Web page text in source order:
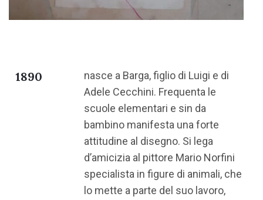
1890
nasce a Barga, figlio di Luigi e di
Adele Cecchini. Frequenta le
scuole elementari e sin da
bambino manifesta una forte
attitudine al disegno. Si lega
d’amicizia al pittore Mario Norfini
specialista in figure di animali, che
lo mette a parte del suo lavoro,